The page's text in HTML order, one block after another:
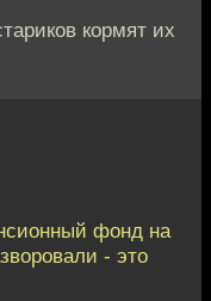
кормят их
фонд на
- это